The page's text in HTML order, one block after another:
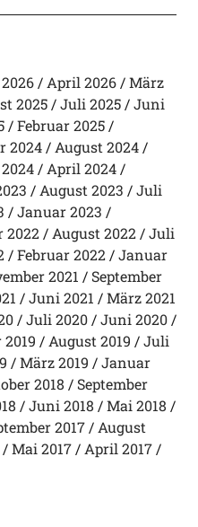
April 2026
März
2025 Juli 2025
Juni
Februar 2025
2024
August 2024
April 2024
August 2023
Juli
Januar 2023
2022 August 2022
Juli
Februar 2022
Januar
2021
September
Juni 2021
März 2021
Juli 2020
Juni 2020
2019 August 2019
Juli
März 2019
Januar
2018
September
Juni 2018
Mai 2018
2017
August
Mai 2017
April 2017